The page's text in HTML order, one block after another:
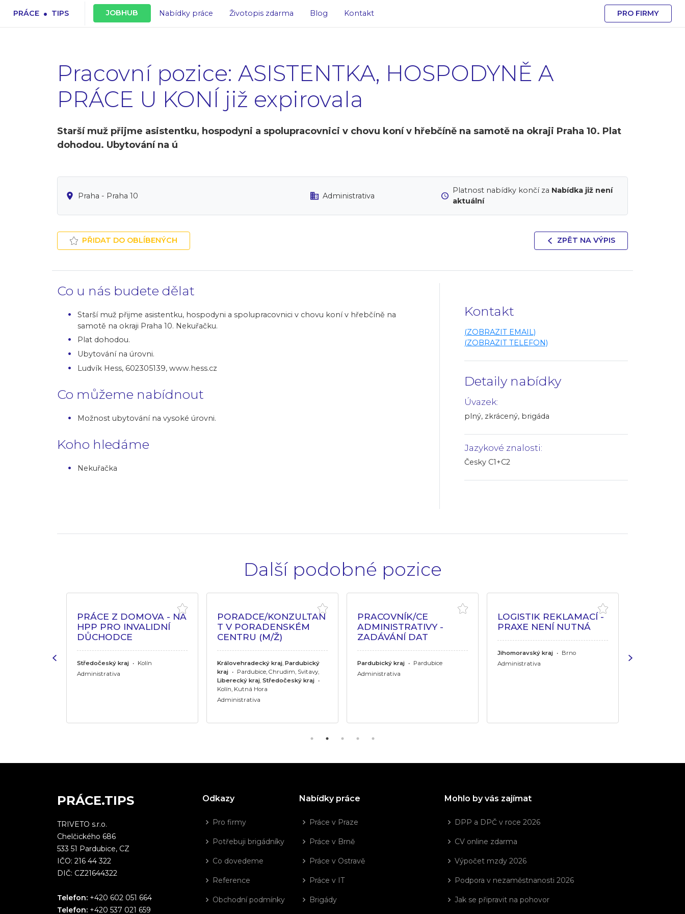
PRÁCE . TIPS JOBHUB Nabídky práce Životopis zdarma Blog Kontakt PRO FIRMY
Pracovní pozice: ASISTENTKA, HOSPODYNĚ A
PRÁCE U KONÍ již expirovala
Starší muž přijme asistentku, hospodyni a spolupracovnici v chovu koní v hřebčíně na samotě na okraji Praha 10. Plat
dohodou. Ubytování na ú
Praha - Praha 10 Administrativa
Platnost nabídky končí za Nabídka již není
aktuální
PŘIDAT DO OBLÍBENÝCH ZPĚT NA VÝPIS
Kontakt
(ZOBRAZIT EMAIL)
(ZOBRAZIT TELEFON)
Detaily nabídky
Úvazek:
plný, zkrácený, brigáda
Jazykové znalosti:
Česky C1+C2
Co u nás budete dělat
Starší muž přijme asistentku, hospodyni a spolupracovnici v chovu koní v hřebčíně na
samotě na okraji Praha 10. Nekuřačku.
Plat dohodou.
Ubytování na úrovni.
Ludvík Hess, 602305139, www.hess.cz
Co můžeme nabídnout
Možnost ubytování na vysoké úrovni.
Koho hledáme
Nekuřačka
Další podobné pozice
PRÁCE Z DOMOVA - NA
HPP PRO INVALIDNÍ
DŮCHODCE
Středočeský kraj • Kolín
Administrativa
PORADCE/KONZULTAN
T V PORADENSKÉM
CENTRU (M/Ž)
Královehradecký kraj Pardubický
kraj • Pardubice, Chrudim, Svitavy,
Liberecký kraj Středočeský kraj •
Kolín, Kutná Hora
Administrativa
PRACOVNÍK/CE
ADMINISTRATIVY -
ZADÁVÁNÍ DAT
Pardubický kraj • Pardubice
Administrativa
LOGISTIK REKLAMACÍ -
PRAXE NENÍ NUTNÁ
Jihomoravský kraj • Brno
Administrativa
PRÁCE.TIPS
TRIVETO s.r.o.
Chelčického 686
533 51 Pardubice, CZ
IČO: 216 44 322
DIČ: CZ21644322
Telefon: +420 602 051 664
Telefon: +420 537 021 659
Odkazy
Pro firmy
Potřebuji brigádníky
Co dovedeme
Reference
Obchodní podmínky
Nabídky práce
Práce v Praze
Práce v Brně
Práce v Ostravě
Práce v IT
Brigády
Mohlo by vás zajímat
DPP a DPČ v roce 2026
CV online zdarma
Výpočet mzdy 2026
Podpora v nezaměstnanosti 2026
Jak se připravit na pohovor